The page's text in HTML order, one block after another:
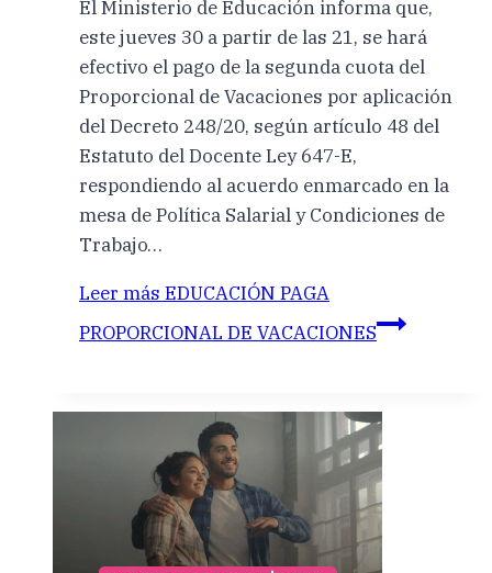
El Ministerio de Educación informa que,
este jueves 30 a partir de las 21, se hará
efectivo el pago de la segunda cuota del
Proporcional de Vacaciones por aplicación
del Decreto 248/20, según artículo 48 del
Estatuto del Docente Ley 647-E,
respondiendo al acuerdo enmarcado en la
mesa de Política Salarial y Condiciones de
Trabajo…
Leer más EDUCACIÓN PAGA
PROPORCIONAL DE VACACIONES